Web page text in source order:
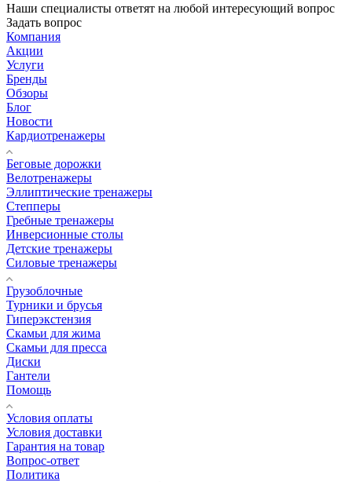
Наши специалисты ответят на любой интересующий вопрос
Задать вопрос
Компания
Акции
Услуги
Бренды
Обзоры
Блог
Новости
Кардиотренажеры
Беговые дорожки
Велотренажеры
Эллиптические тренажеры
Степперы
Гребные тренажеры
Инверсионные столы
Детские тренажеры
Силовые тренажеры
Грузоблочные
Турники и брусья
Гиперэкстензия
Скамьи для жима
Скамьи для пресса
Диски
Гантели
Помощь
Условия оплаты
Условия доставки
Гарантия на товар
Вопрос-ответ
Политика